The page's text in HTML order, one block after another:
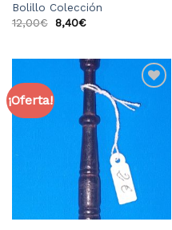
Bolillo Colección
12,00€ 8,40€
¡Oferta!
Añadir
a la